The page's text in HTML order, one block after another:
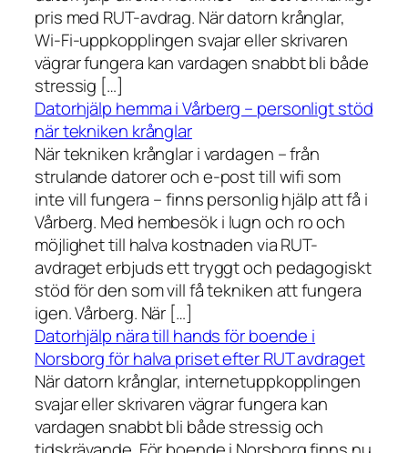
pris med RUT-avdrag. När datorn krånglar,
Wi-Fi-uppkopplingen svajar eller skrivaren
vägrar fungera kan vardagen snabbt bli både
stressig […]
Datorhjälp hemma i Vårberg – personligt stöd
när tekniken krånglar
När tekniken krånglar i vardagen – från
strulande datorer och e-post till wifi som
inte vill fungera – finns personlig hjälp att få i
Vårberg. Med hembesök i lugn och ro och
möjlighet till halva kostnaden via RUT-
avdraget erbjuds ett tryggt och pedagogiskt
stöd för den som vill få tekniken att fungera
igen. Vårberg. När […]
Datorhjälp nära till hands för boende i
Norsborg för halva priset efter RUT avdraget
När datorn krånglar, internetuppkopplingen
svajar eller skrivaren vägrar fungera kan
vardagen snabbt bli både stressig och